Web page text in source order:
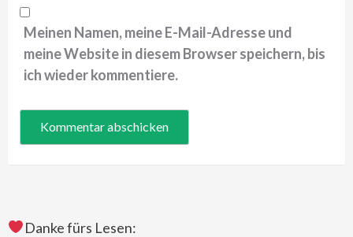
Meinen Namen, meine E-Mail-Adresse und
meine Website in diesem Browser speichern, bis
ich wieder kommentiere.
Danke fürs Lesen: